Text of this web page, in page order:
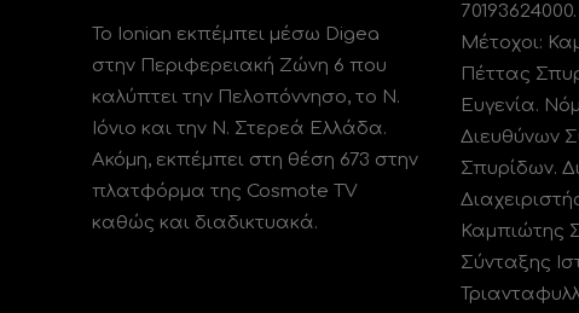
Το Ionian εκπέμπει μέσω Digea
στην Περιφερειακή Ζώνη 6 που
καλύπτει την Πελοπόννησο, το N.
Ιόνιο και την Ν. Στερεά Ελλάδα.
Ακόμη, εκπέμπει στη θέση 673 στην
πλατφόρμα της Cosmote TV
καθώς και διαδικτυακά.
70193624000.
Μέτοχοι:
Πέττας
Ευγενία.
Διευθύνων
Σπυρίδων.
Καμπιώτης
Σύνταξης